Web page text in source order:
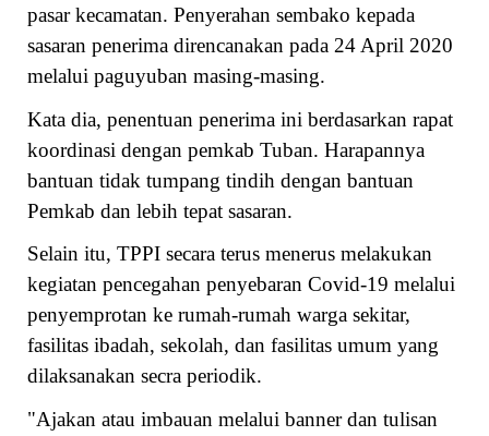
pasar kecamatan. Penyerahan sembako kepada
sasaran penerima direncanakan pada 24 April 2020
melalui paguyuban masing-masing.
Kata dia, penentuan penerima ini berdasarkan rapat
koordinasi dengan pemkab Tuban. Harapannya
bantuan tidak tumpang tindih dengan bantuan
Pemkab dan lebih tepat sasaran.
Selain itu, TPPI secara terus menerus melakukan
kegiatan pencegahan penyebaran Covid-19 melalui
penyemprotan ke rumah-rumah warga sekitar,
fasilitas ibadah, sekolah, dan fasilitas umum yang
dilaksanakan secra periodik.
"Ajakan atau imbauan melalui banner dan tulisan